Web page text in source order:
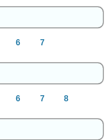
6 7
6 7 8